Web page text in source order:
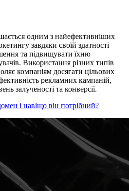
одним з найефективніших
завдяки своїй здатності
та підвищувати їхню
Використання різних типів
компаніям досягати цільових
рекламних кампаній,
залученості та конверсії.
і навіщо він потрібний?